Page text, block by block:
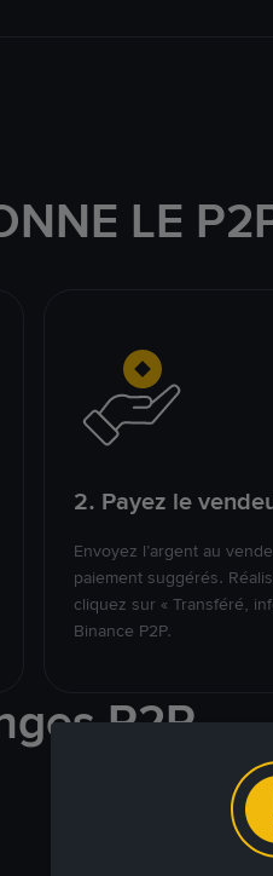
LE
2. Payez le
Envoyez l’argent au
paiement suggérés.
cliquez sur « Transféré,
Binance P2P.
P2P